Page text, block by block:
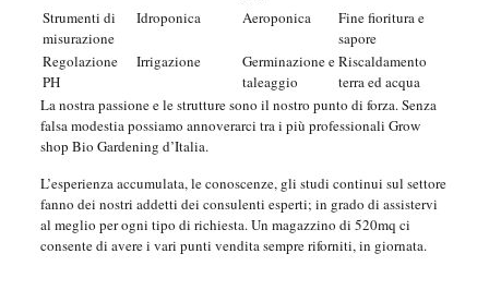
Strumenti di
misurazione
Idroponica Aeroponica
Fine fioritura e
sapore
Regolazione
PH
Irrigazione
Germinazione e
taleaggio
Riscaldamento
terra ed acqua
La nostra passione e le strutture sono il nostro punto di forza. Senza
falsa modestia possiamo annoverarci tra i più professionali Grow
shop Bio Gardening d’Italia.
L’esperienza accumulata, le conoscenze, gli studi continui sul settore
fanno dei nostri addetti dei consulenti esperti; in grado di assistervi
al meglio per ogni tipo di richiesta. Un magazzino di 520mq ci
consente di avere i vari punti vendita sempre riforniti, in giornata.